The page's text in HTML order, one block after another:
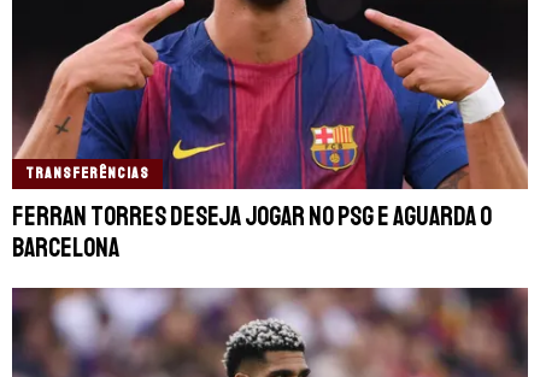
TRANSFERÊNCIAS
Ferran Torres deseja jogar no PSG e aguarda o
Barcelona